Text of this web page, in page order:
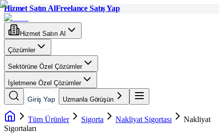
Hizmet Satın AlFreelance Satış Yap
Hizmet Satın Al
Çözümler
Sektörüne Özel Çözümler
İşletmene Özel Çözümler
Giriş Yap Uzmanla Görüşün
Tüm Ürünler Sigorta Nakliyat Sigortası
Nakliyat
Sigortaları